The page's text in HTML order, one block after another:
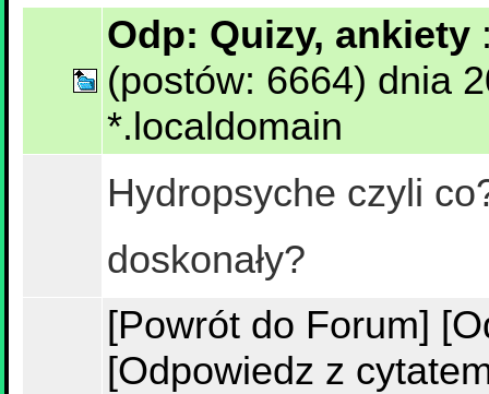
Odp: Quizy, ankiety
(postów: 6664) dnia
*.localdomain
Hydropsyche czyli
doskonały?
[Powrót do Forum]
[Odpowiedz z